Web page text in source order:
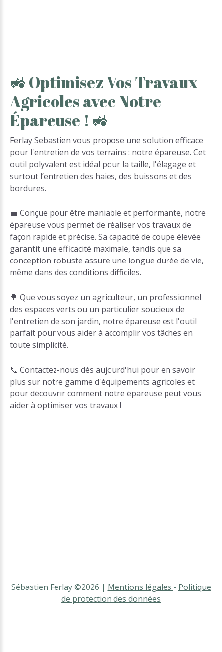
🚜 OptimisezVosTravaux
AgricolesavecNotre
Épareuse ! 🚜
Ferlay Sebastien vous propose une solution efficace
pour l'entretien de vos terrains : notre épareuse. Cet
outil polyvalent est idéal pour la taille, l'élagage et
surtout l’entretien des haies, des buissons et des
bordures.
💼 Conçue pour être maniable et performante, notre
épareuse vous permet de réaliser vos travaux de
façon rapide et précise. Sa capacité de coupe élevée
garantit une efficacité maximale, tandis que sa
conception robuste assure une longue durée de vie,
même dans des conditions difficiles.
🌳 Que vous soyez un agriculteur, un professionnel
des espaces verts ou un particulier soucieux de
l'entretien de son jardin, notre épareuse est l'outil
parfait pour vous aider à accomplir vos tâches en
toute simplicité.
📞 Contactez-nous dès aujourd'hui pour en savoir
plus sur notre gamme d'équipements agricoles et
pour découvrir comment notre épareuse peut vous
aider à optimiser vos travaux !
Sébastien Ferlay ©2026 Mentions légales - Politique
de protection des données